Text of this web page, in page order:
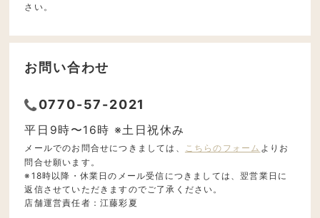
さい。
お問い合わせ
0770-57-2021
平日9時〜16時 ※土日祝休み
メールでのお問合せにつきましては、 こちらのフォーム よりお
問合せ願います。
※18時以降・休業日のメール受信につきましては、翌営業日に
返信させていただきますのでご了承ください。
店舗運営責任者：江藤彩夏